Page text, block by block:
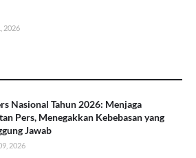
2026
Nasional Tahun 2026: Menjaga
Pers, Menegakkan Kebebasan yang
Jawab
2026